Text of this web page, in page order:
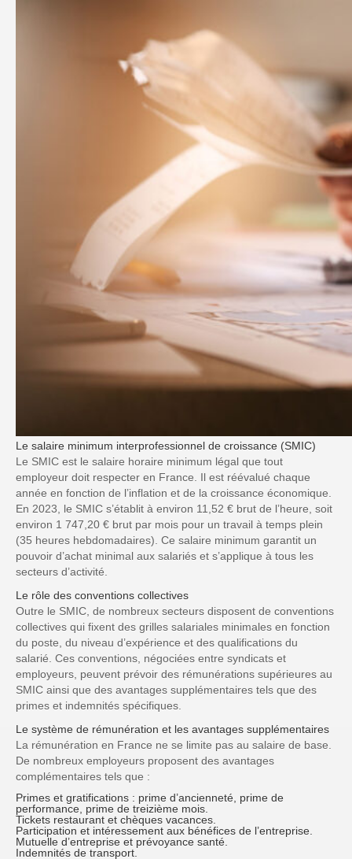
Le salaire minimum interprofessionnel de croissance (SMIC)
Le SMIC est le salaire horaire minimum légal que tout
employeur doit respecter en France. Il est réévalué chaque
année en fonction de l’inflation et de la croissance économique.
En 2023, le SMIC s’établit à environ 11,52 € brut de l’heure, soit
environ 1 747,20 € brut par mois pour un travail à temps plein
(35 heures hebdomadaires). Ce salaire minimum garantit un
pouvoir d’achat minimal aux salariés et s’applique à tous les
secteurs d’activité.
Le rôle des conventions collectives
Outre le SMIC, de nombreux secteurs disposent de conventions
collectives qui fixent des grilles salariales minimales en fonction
du poste, du niveau d’expérience et des qualifications du
salarié. Ces conventions, négociées entre syndicats et
employeurs, peuvent prévoir des rémunérations supérieures au
SMIC ainsi que des avantages supplémentaires tels que des
primes et indemnités spécifiques.
Le système de rémunération et les avantages supplémentaires
La rémunération en France ne se limite pas au salaire de base.
De nombreux employeurs proposent des avantages
complémentaires tels que :
Primes et gratifications : prime d’ancienneté, prime de
performance, prime de treizième mois.
Tickets restaurant et chèques vacances
Participation et intéressement aux bénéfices de l’entreprise
Mutuelle d’entreprise et prévoyance santé
Indemnités de transport